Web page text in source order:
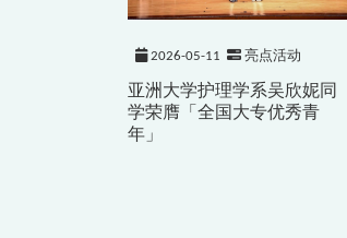
2026-05-11 亮点活动
亚洲大学护理学系吴欣妮同
学荣膺「全国大专优秀青
年」